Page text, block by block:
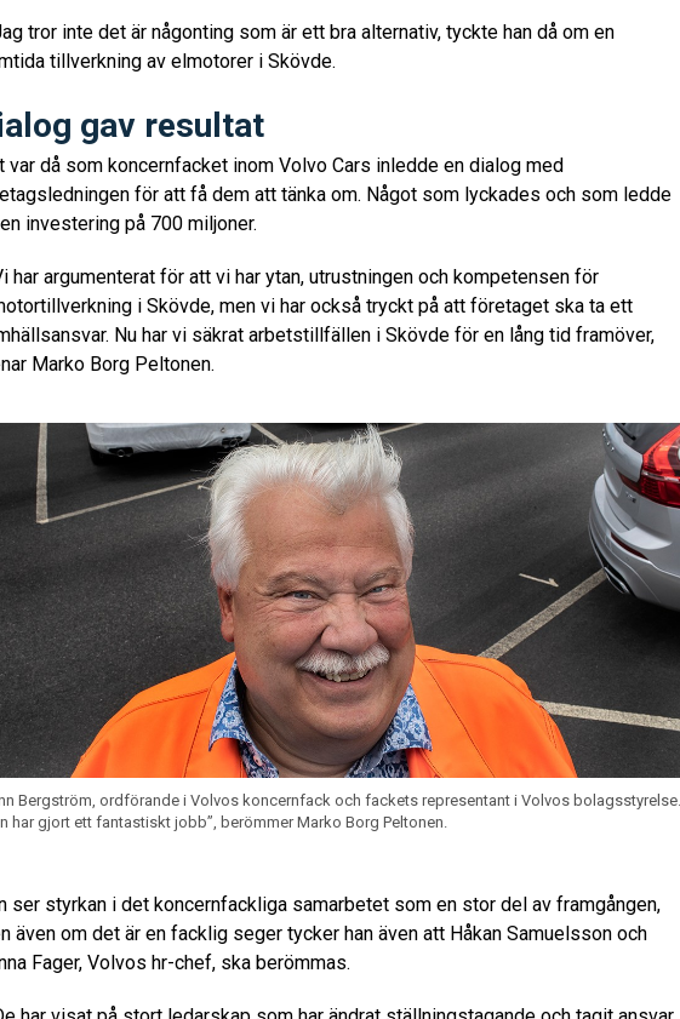
tror inte det är någonting som är ett bra alternativ, tyckte han då om en
tillverkning av elmotorer i Skövde.
gav resultat
var då som koncernfacket inom Volvo Cars inledde en dialog med
för att få dem att tänka om. Något som lyckades och som ledde
investering på 700 miljoner.
har argumenterat för att vi har ytan, utrustningen och kompetensen för
i Skövde, men vi har också tryckt på att företaget ska ta ett
Nu har vi säkrat arbetstillfällen i Skövde för en lång tid framöver,
Marko Borg Peltonen.
Bergström, ordförande i Volvos koncernfack och fackets representant i Volvos bolagsstyrelse.
har gjort ett fantastiskt jobb”, berömmer Marko Borg Peltonen.
ser styrkan i det koncernfackliga samarbetet som en stor del av framgången,
även om det är en facklig seger tycker han även att Håkan Samuelsson och
Fager, Volvos hr-chef, ska berömmas.